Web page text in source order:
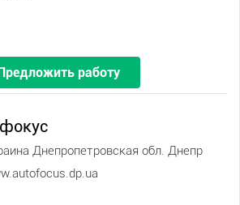
работу
Днепропетровская обл. Днепр